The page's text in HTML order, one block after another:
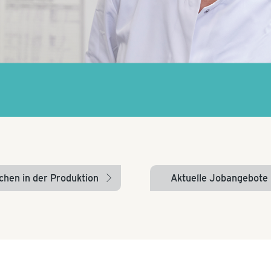
in der Produktion arrow_right Aktuelle Jobangebote